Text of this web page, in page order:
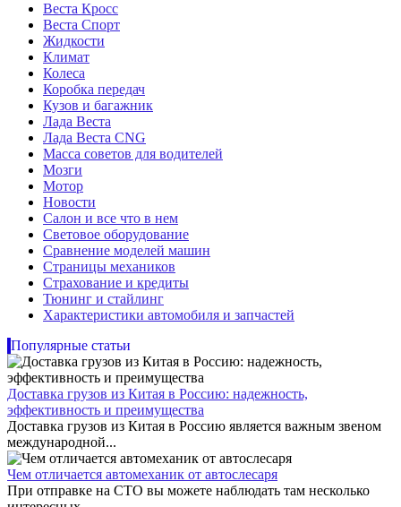
Веста Кросс
Веста Спорт
Жидкости
Климат
Колеса
Коробка передач
Кузов и багажник
Лада Веста
Лада Веста CNG
Масса советов для водителей
Мозги
Мотор
Новости
Салон и все что в нем
Световое оборудование
Сравнение моделей машин
Страницы механиков
Страхование и кредиты
Тюнинг и стайлинг
Характеристики автомобиля и запчастей
Популярные статьи
Доставка грузов из Китая в Россию: надежность,
эффективность и преимущества
Доставка грузов из Китая в Россию является важным звеном
международной...
Чем отличается автомеханик от автослесаря
При отправке на СТО вы можете наблюдать там несколько